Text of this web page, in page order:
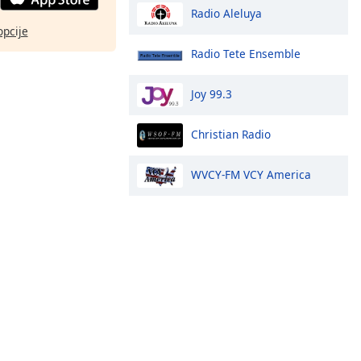
Radio Aleluya
Radio Tete Ensemble
Joy 99.3
Christian Radio
WVCY-FM VCY America